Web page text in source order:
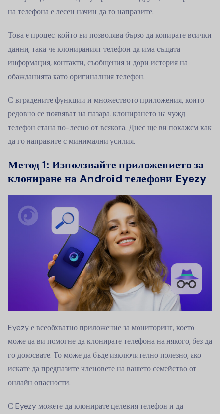
на телефона е лесен начин да го направите.
Това е процес, който ви позволява бързо да копирате всички
данни, така че клонираният телефон да има същата
информация, контакти, съобщения и дори история на
обажданията като оригиналния телефон.
С вградените функции и множеството приложения, които
редовно се появяват на пазара, клонирането на чужд
телефон стана по-лесно от всякога. Днес ще ви покажем как
да го направите с минимални усилия.
Метод 1: Използвайте приложението за
клониране на Android телефони Eyezy
Eyezy е всеобхватно приложение за мониторинг, което
може да ви помогне да клонирате телефона на някого, без да
го докосвате. То може да бъде изключително полезно, ако
искате да предпазите членовете на вашето семейство от
онлайн опасности.
С Eyezy можете да клонирате целевия телефон и да